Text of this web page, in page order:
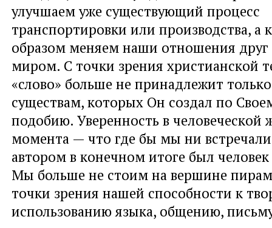
улучшаем уже существующий процесс
транспортировки или производства, а
образом меняем наши отношения друг
миром. С точки зрения христианской
«слово» больше не принадлежит
существам, которых Он создал по
подобию. Уверенность в человеческой
момента — что где бы мы ни встречали
автором в конечном итоге был
Мы больше не стоим на вершине
точки зрения нашей способности к
использованию языка, общению,